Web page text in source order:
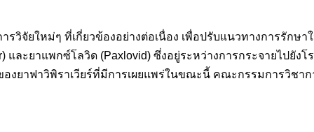
จัยใหม่ๆ ที่เกี่ยวข้องอย่างต่อเนื่อง เพื่อปรับแนวทางการรักษ
และยาแพกซ์โลวิด (Paxlovid) ซึ่งอยู่ระหว่างการกระจายไปยั
ยาฟาวิพิราเวียร์ที่มีการเผยแพร่ในขณะนี้ คณะกรรมการวิชา